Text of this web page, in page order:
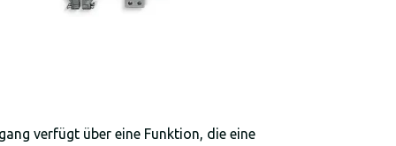
verfügt über eine Funktion, die eine